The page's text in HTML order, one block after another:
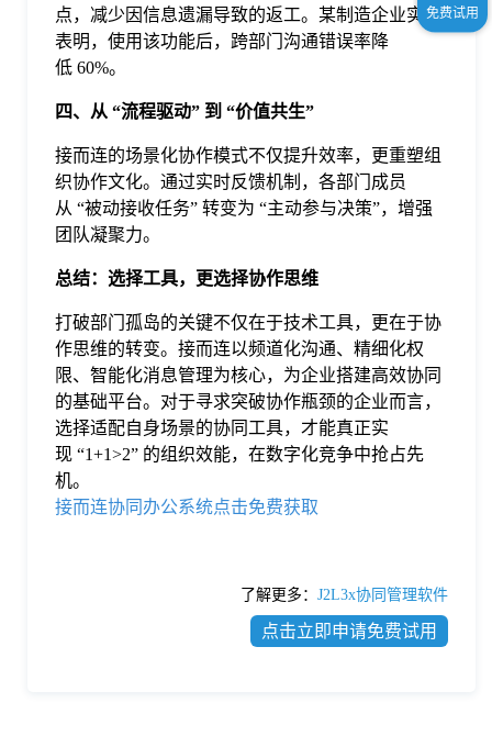
点，减少因信息遗漏导致的返工。某制造企业实践
表明，使用该功能后，跨部门沟通错误率降
低 60%。
四、从 “流程驱动” 到 “价值共生”
接而连的场景化协作模式不仅提升效率，更重塑组
织协作文化。通过实时反馈机制，各部门成员
从 “被动接收任务” 转变为 “主动参与决策”，增强
团队凝聚力。
总结：选择工具，更选择协作思维
打破部门孤岛的关键不仅在于技术工具，更在于协
作思维的转变。接而连以频道化沟通、精细化权
限、智能化消息管理为核心，为企业搭建高效协同
的基础平台。对于寻求突破协作瓶颈的企业而言，
选择适配自身场景的协同工具，才能真正实
现 “1+1>2” 的组织效能，在数字化竞争中抢占先
机。
接而连协同办公系统点击免费获取
了解更多： J2L3x协同管理软件
点击立即申请免费试用